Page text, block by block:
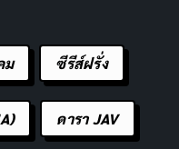
งราวของ บรูซ เวย์น
กษ์แห่งเมืองก็อตแธม
รียกตัวเองว่า “เดอะ
องถูกสังหารอย่างโหด
ตรอย่างจิม กอร์ดอน
ม ซีรีส์ฝรั่ง
ดารา JAV